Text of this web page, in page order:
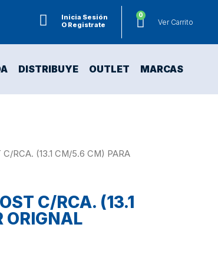
Inicia Sesión
O Registrate
0
Ver Carrito
DISTRIBUYE OUTLET MARCAS
RCA. (13.1 CM/5.6 CM) PARA
C/RCA. (13.1
ORIGNAL